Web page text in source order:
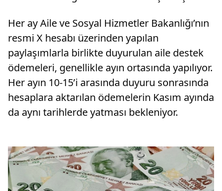
Her ay Aile ve Sosyal Hizmetler Bakanlığı’nın
resmi X hesabı üzerinden yapılan
paylaşımlarla birlikte duyurulan aile destek
ödemeleri, genellikle ayın ortasında yapılıyor.
Her ayın 10-15’i arasında duyuru sonrasında
hesaplara aktarılan ödemelerin Kasım ayında
da aynı tarihlerde yatması bekleniyor.